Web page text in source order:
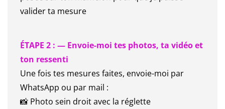
valider ta mesure
ÉTAPE 2 : — Envoie-moi tes photos, ta vidéo et
ton ressenti
Une fois tes mesures faites, envoie-moi par
WhatsApp ou par mail :
📸 Photo sein droit avec la réglette